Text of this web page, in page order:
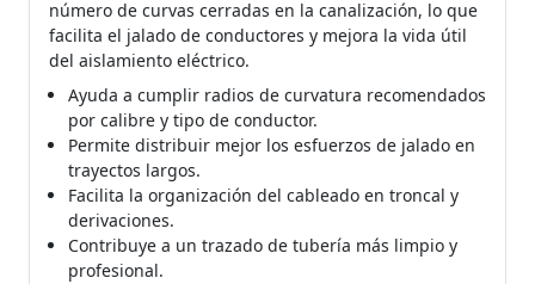
número de curvas cerradas en la canalización, lo que
facilita el jalado de conductores y mejora la vida útil
del aislamiento eléctrico.
Ayuda a cumplir radios de curvatura recomendados
por calibre y tipo de conductor.
Permite distribuir mejor los esfuerzos de jalado en
trayectos largos.
Facilita la organización del cableado en troncal y
derivaciones.
Contribuye a un trazado de tubería más limpio y
profesional.